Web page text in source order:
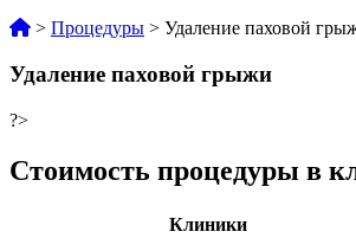
> Процедуры > Удаление паховой
Удаление паховой грыжи
?>
Стоимость процедуры в
Клиники